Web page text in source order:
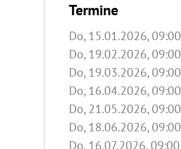
Termine
Do, 15.01.2026, 09:00
Do, 19.02.2026, 09:00
Do, 19.03.2026, 09:00
Do, 16.04.2026, 09:00
Do, 21.05.2026, 09:00
Do, 18.06.2026, 09:00
Do, 16.07.2026, 09:00